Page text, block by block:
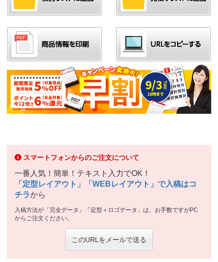
スマートフォンからのご注文について
一番人気！簡単！テキスト入力でOK！
「定型レイアウト」「WEBレイアウト」で入稿はコ
チラから
入稿方法が「完全データ」「定型＋ロゴデータ」は、お手数ですがPC
からご注文ください。
このURLをメールで送る